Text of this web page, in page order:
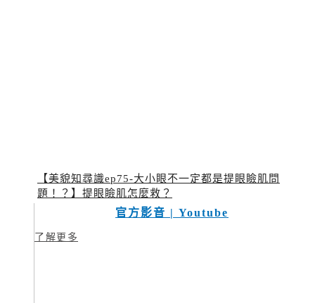
【美貌知尋識ep75-大小眼不一定都是提眼瞼肌問
題！？】提眼瞼肌怎麼救？
官方影音 | Youtube
了解更多